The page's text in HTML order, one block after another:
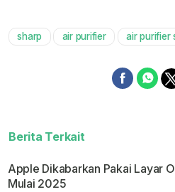
sharp air purifier air purifier
Berita Terkait
Apple Dikabarkan Pakai Layar
Mulai 2025